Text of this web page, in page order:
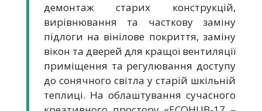
демонтаж старих конструкцій,
вирівнювання та часткову заміну
підлоги на вінілове покриття, заміну
вікон та дверей для кращої вентиляції
приміщення та регулювання доступу
до сонячного світла у старій шкільній
теплиці. На облаштування сучасного